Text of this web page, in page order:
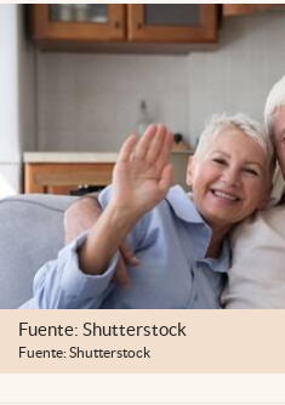
Mediakit
Fuente: Shutterstock
Fuente: Shutterstock